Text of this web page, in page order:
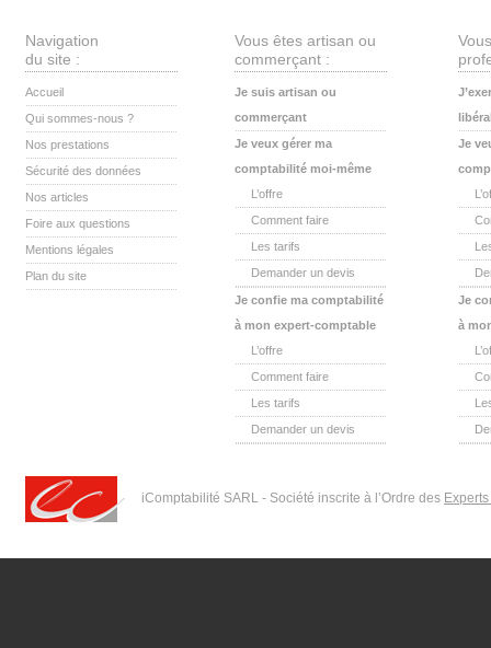
Navigation
du site :
Accueil
Qui sommes-nous ?
Nos prestations
Sécurité des données
Nos articles
Foire aux questions
Mentions légales
Plan du site
Vous êtes artisan ou
commerçant :
Je suis artisan ou
commerçant
Je veux gérer ma
comptabilité moi-même
L’offre
Comment faire
Les tarifs
Demander un devis
Je confie ma comptabilité
à mon expert-comptable
L’offre
Comment faire
Les tarifs
Demander un devis
Je
Je
à
iComptabilité SARL - Société inscrite à l’Ordre des